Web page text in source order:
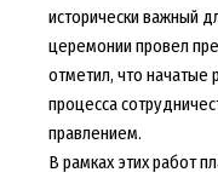
исторически важный
церемонии провел
отметил, что
процесса
правлением.
В рамках этих работ